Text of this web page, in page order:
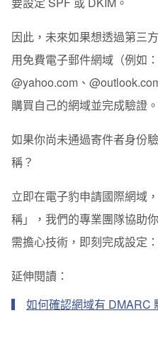
因此，未來如果想透過第三
用免費電子郵件網域（例如
@yahoo.com、
購買自己的網域並完成驗證。
如果你尚未通過寄件者身份
稱？
立即在電子豹申請國際網域
稱」，我們的專業團隊協助
需擔心技術，即刻完成設定：
延伸閱讀：
如何確認網域有 DMARC